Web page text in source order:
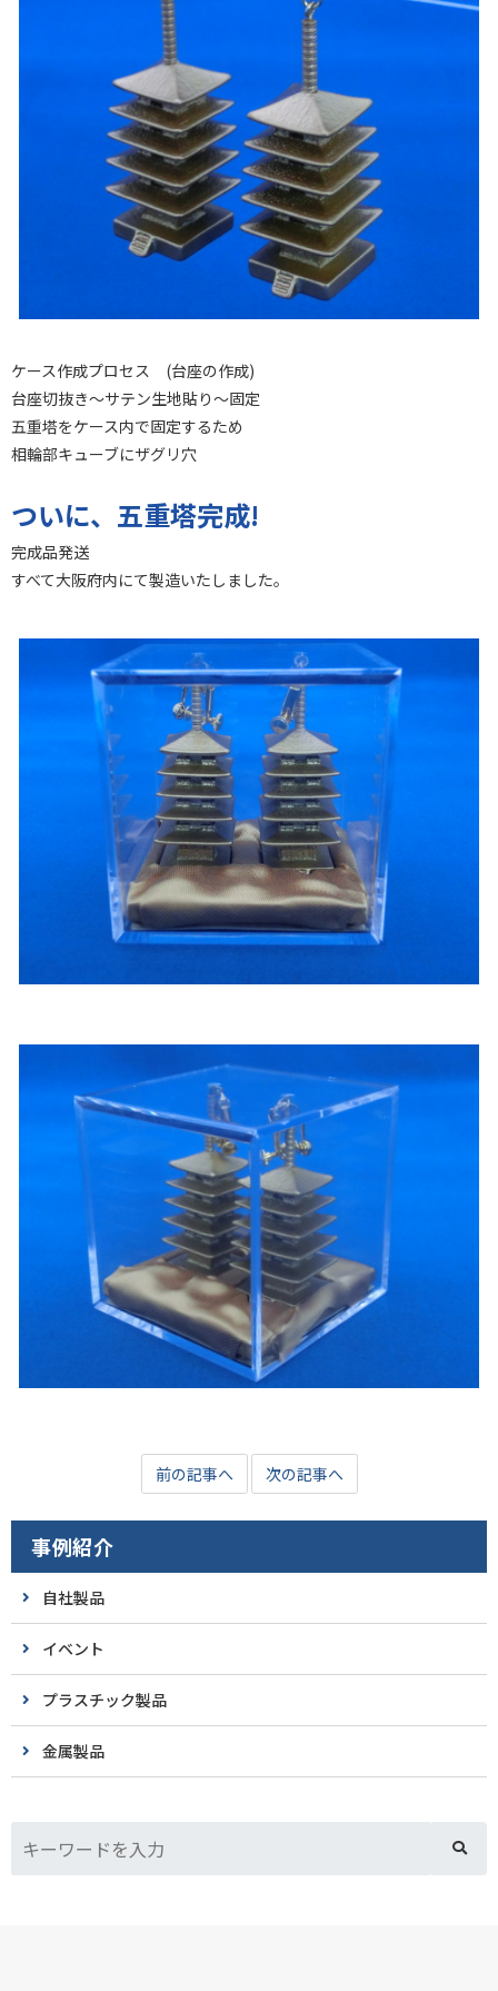
ケース作成プロセス (台座の作成)
台座切抜き～サテン生地貼り～固定
五重塔をケース内で固定するため
相輪部キューブにザグリ穴
ついに、五重塔完成!
完成品発送
すべて大阪府内にて製造いたしました。
前の記事へ 次の記事へ
事例紹介
自社製品
イベント
プラスチック製品
金属製品